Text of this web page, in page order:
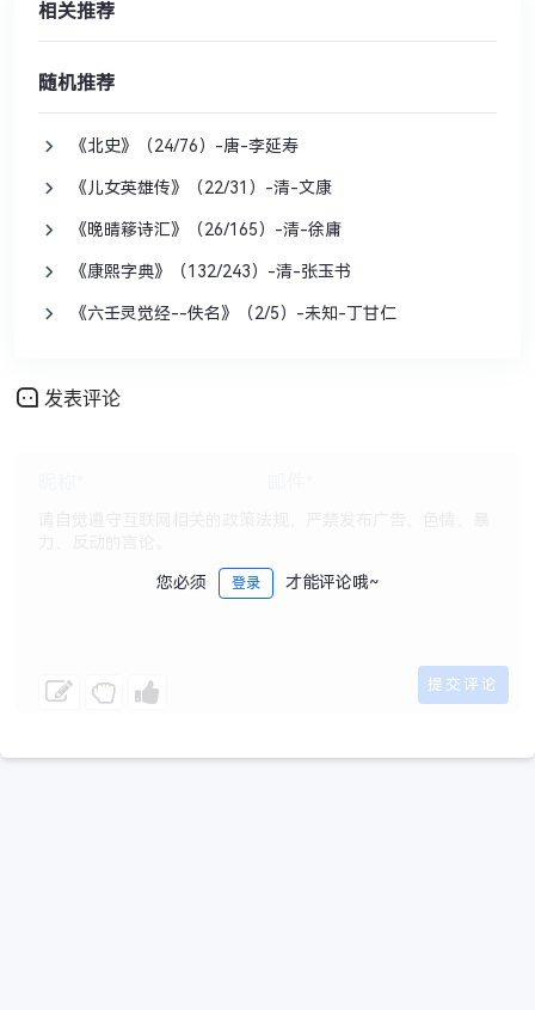
相关推荐
随机推荐
《北史》（24/76）-唐-李延寿
《儿女英雄传》（22/31）-清-文康
《晚晴簃诗汇》（26/165）-清-徐庸
《康熙字典》（132/243）-清-张玉书
《六壬灵觉经--佚名》（2/5）-未知-丁甘仁
发表评论
您必须 登录 才能评论哦~